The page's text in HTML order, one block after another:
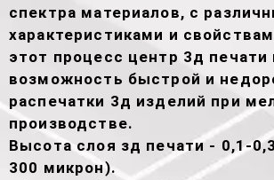
спектра материалов, с
характеристиками и
этот процесс центр 3д печати
возможность быстрой и
распечатки 3д изделий при
производстве.
Высота слоя зд печати - 0,1-
300 микрон).